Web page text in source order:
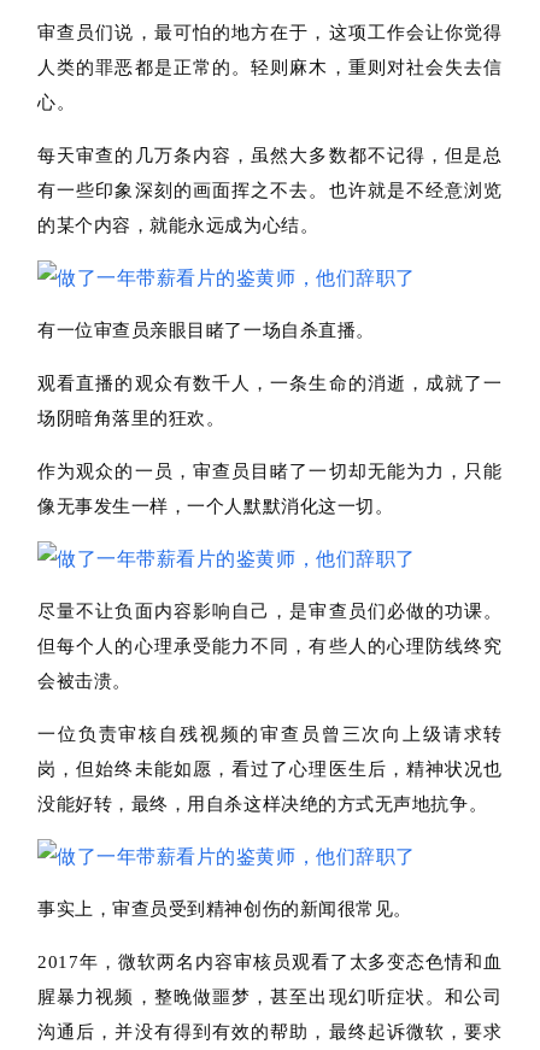
审查员们说，最可怕的地方在于，这项工作会让你觉得
人类的罪恶都是正常的。轻则麻木，重则对社会失去信
心。
每天审查的几万条内容，虽然大多数都不记得，但是总
有一些印象深刻的画面挥之不去。也许就是不经意浏览
的某个内容，就能永远成为心结。
有一位审查员亲眼目睹了一场自杀直播。
观看直播的观众有数千人，一条生命的消逝，成就了一
场阴暗角落里的狂欢。
作为观众的一员，审查员目睹了一切却无能为力，只能
像无事发生一样，一个人默默消化这一切。
尽量不让负面内容影响自己，是审查员们必做的功课。
但每个人的心理承受能力不同，有些人的心理防线终究
会被击溃。
一位负责审核自残视频的审查员曾三次向上级请求转
岗，但始终未能如愿，看过了心理医生后，精神状况也
没能好转，最终，用自杀这样决绝的方式无声地抗争。
事实上，审查员受到精神创伤的新闻很常见。
2017年，微软两名内容审核员观看了太多变态色情和血
腥暴力视频，整晚做噩梦，甚至出现幻听症状。和公司
沟通后，并没有得到有效的帮助，最终起诉微软，要求